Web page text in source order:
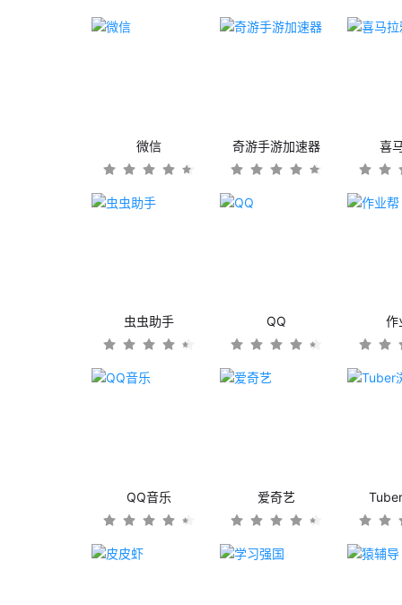
微信 奇游手游加速器 喜
虫虫助手 QQ 作
QQ音乐 爱奇艺